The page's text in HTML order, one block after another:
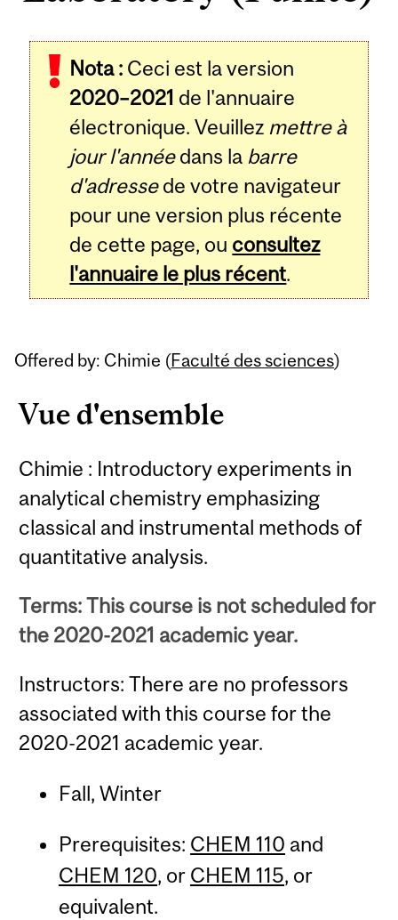
Nota : Ceci est la version
2020–2021 de l'annuaire
électronique. Veuillez mettre à
jour l'annéedans la barre
d'adressede votre navigateur
pour une version plus récente
de cette page, ou consultez
l'annuaire le plus récent.
Offered by: Chimie (Faculté des sciences)
Vue d'ensemble
Chimie : Introductory experiments in
analytical chemistry emphasizing
classical and instrumental methods of
quantitative analysis.
Terms: This course is not scheduled for
the 2020-2021 academic year.
Instructors: There are no professors
associated with this course for the
2020-2021 academic year.
Fall, Winter
Prerequisites: CHEM 110 and
CHEM 120, or CHEM 115, or
equivalent.
Related
Content